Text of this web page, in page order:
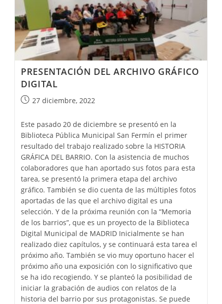
PRESENTACIÓN DEL ARCHIVO GRÁFICO
DIGITAL
27 diciembre, 2022
Este pasado 20 de diciembre se presentó en la
Biblioteca Pública Municipal San Fermín el primer
resultado del trabajo realizado sobre la HISTORIA
GRÁFICA DEL BARRIO. Con la asistencia de muchos
colaboradores que han aportado sus fotos para esta
tarea, se presentó la primera etapa del archivo
gráfico. También se dio cuenta de las múltiples fotos
aportadas de las que el archivo digital es una
selección. Y de la próxima reunión con la “Memoria
de los barrios”, que es un proyecto de la Biblioteca
Digital Municipal de MADRID Inicialmente se han
realizado diez capítulos, y se continuará esta tarea el
próximo año. También se vio muy oportuno hacer el
próximo año una exposición con lo significativo que
se ha ido recogiendo. Y se planteó la posibilidad de
iniciar la grabación de audios con relatos de la
historia del barrio por sus protagonistas. Se puede